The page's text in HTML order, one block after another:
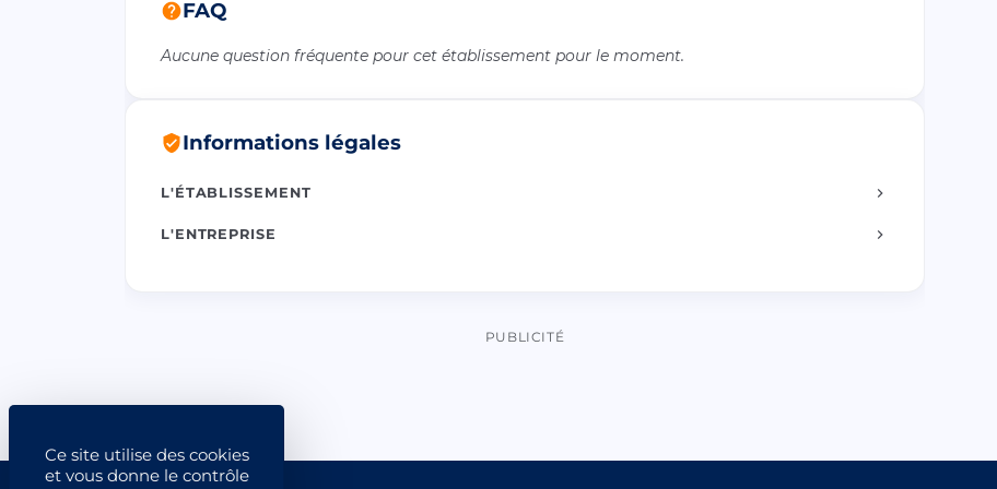
Ce site utilise des cookies
et vous donne le contrôle
FAQ
Aucune question fréquente pour cet établissement pour le moment.
Informations légales
L'ÉTABLISSEMENT
L'ENTREPRISE
PUBLICITÉ